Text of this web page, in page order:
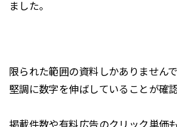
ました。
限られた範囲の資料しかありません
堅調に数字を伸ばしていることが確
掲載件数や有料広告のクリック単価